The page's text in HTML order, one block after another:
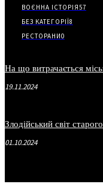
ВОЄННА ІСТОРІЯ57
БЕЗ КАТЕГОРІЇ8
РЕСТОРАНИ0
На що витрачається
19.11.2024
Злодійський світ
01.10.2024